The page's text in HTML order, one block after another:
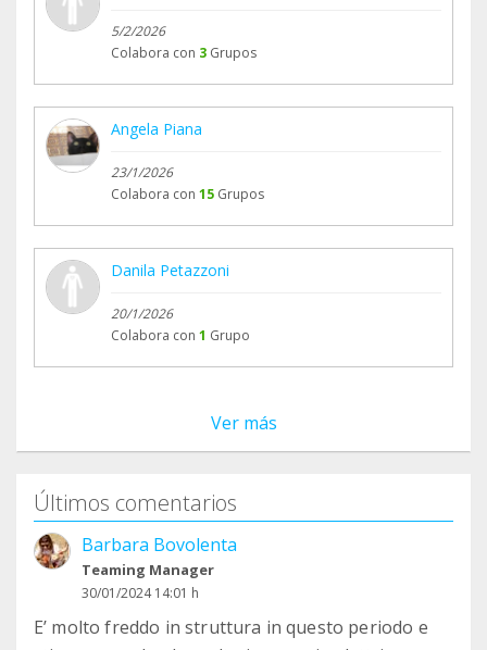
5/2/2026
Colabora con 3 Grupos
Angela Piana
23/1/2026
Colabora con 15 Grupos
Danila Petazzoni
20/1/2026
Colabora con 1 Grupo
Ver más
Últimos comentarios
Barbara Bovolenta
Teaming Manager
30/01/2024 14:01 h
E’ molto freddo in struttura in questo periodo e